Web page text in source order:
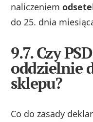
naliczeniem
do 25. dnia
9.7. Czy
oddzielnie
sklepu?
Co do zasady